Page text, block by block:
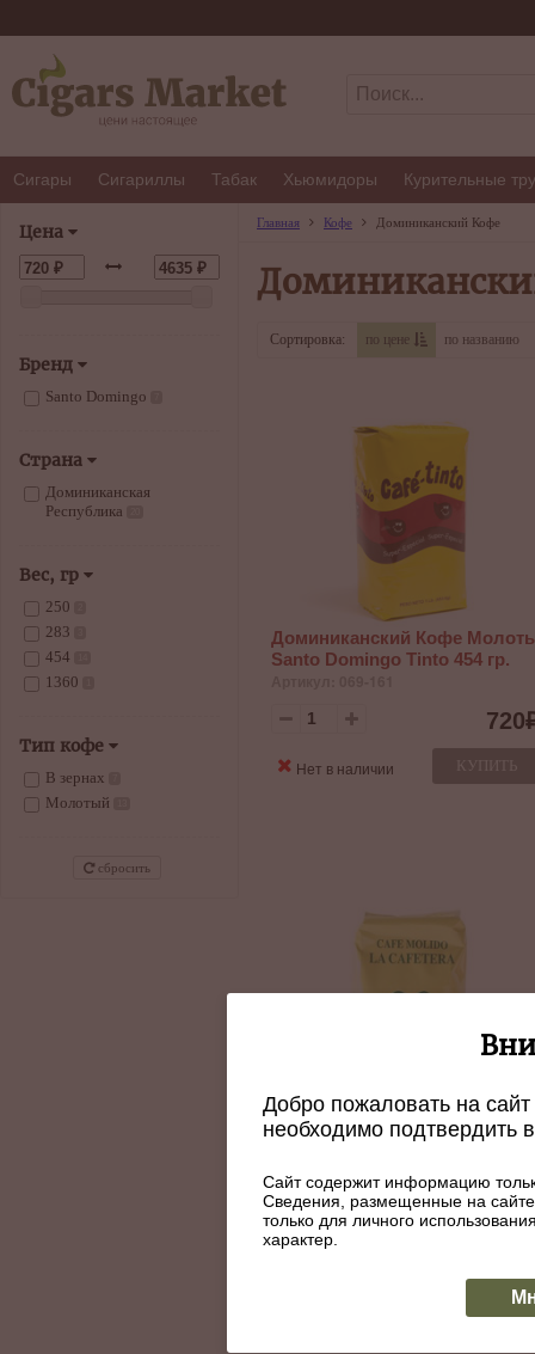
Сигары Сигариллы Табак Хьюмидоры Курительные
Цена
Бренд
Santo Domingo
Страна
Доминиканская
Республика
Вес, гр
250
283
454
1360
Тип кофе
В зернах
Молотый
сбросить
Главная Кофе Доминиканский Кофе
Сортировка: по цене по названию
Доминиканский Кофе
Santo Domingo Tinto 454 гр.
720
КУПИТЬ
Нет в наличии
Доминиканский Кофе
Santo Domingo La Cafetera 454
780
Добро пожаловать на
необходимо подтвердить
Сайт содержит информацию
Сведения, размещенные на
только для личного
характер.